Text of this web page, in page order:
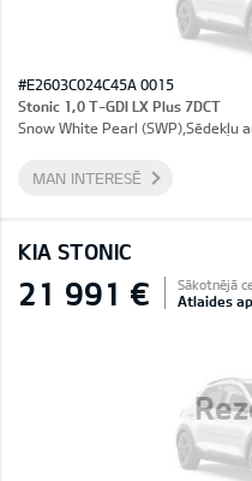
#E2603C024C45A 0015
Stonic 1,0 T-GDI LX Plus 7DCT
Snow White Pearl (SWP),Sēdekļu
MAN INTERESĒ
KIA STONIC
21 991 € Sākotnējā
Atlaides